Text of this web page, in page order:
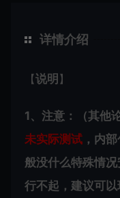
详情介绍
【说明 】
1、注意：（其他
未实际测试 ，内
般没什么特殊情
行不起，建议可